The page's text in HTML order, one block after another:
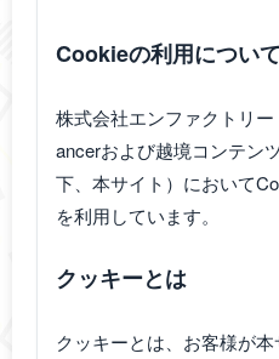
Cookieの利用について
株式会社エンファクトリ
ancerおよび越境コンテン
下、本サイト）において
を利用しています。
クッキーとは
クッキーとは、お客様が